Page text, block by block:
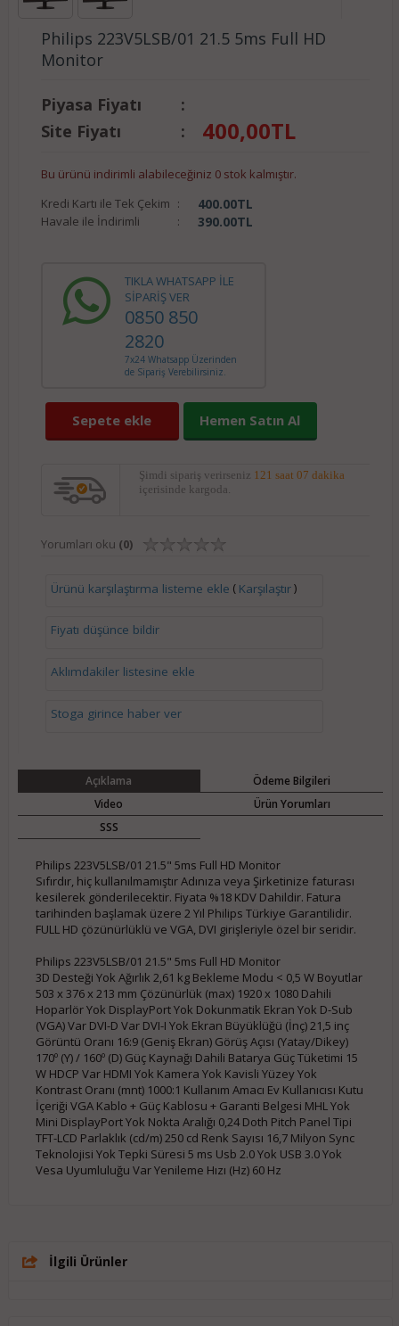
Philips 223V5LSB/01 21.5 5ms Full HD
Monitor
Piyasa Fiyatı
:
Site Fiyatı
: 400,00TL
Bu ürünü indirimli alabileceğiniz 0 stok kalmıştır.
Kredi Kartı ile Tek Çekim : 400.00TL
Havale ile İndirimli : 390.00TL
TIKLA WHATSAPP İLE
SİPARİŞ VER
0850 850
2820
7x24 Whatsapp Üzerinden
de Sipariş Verebilirsiniz.
Sepete ekle Hemen Satın Al
Şimdi sipariş verirseniz 121 saat 07 dakika
içerisinde kargoda.
Yorumları oku (0)
Ürünü karşılaştırma listeme ekle ( Karşılaştır)
Fiyatı düşünce bildir
Aklımdakiler listesine ekle
Stoga girince haber ver
Açıklama
Ödeme Bilgileri
Video
Ürün Yorumları
SSS
Philips 223V5LSB/01 21.5" 5ms Full HD Monitor
Sıfırdır, hiç kullanılmamıştır Adınıza veya Şirketinize faturası
kesilerek gönderilecektir. Fiyata %18 KDV Dahildir. Fatura
tarihinden başlamak üzere 2 Yıl Philips Türkiye Garantilidir.
FULL HD çözünürlüklü ve VGA, DVI girişleriyle özel bir seridir.
Philips 223V5LSB/01 21.5" 5ms Full HD Monitor
3D Desteği Yok Ağırlık 2,61 kg Bekleme Modu < 0,5 W Boyutlar
503 x 376 x 213 mm Çözünürlük (max) 1920 x 1080 Dahili
Hoparlör Yok DisplayPort Yok Dokunmatik Ekran Yok D-Sub
(VGA) Var DVI-D Var DVI-I Yok Ekran Büyüklüğü (İnç) 21,5 inç
Görüntü Oranı 16:9 (Geniş Ekran) Görüş Açısı (Yatay/Dikey)
170º (Y) / 160º (D) Güç Kaynağı Dahili Batarya Güç Tüketimi 15
W HDCP Var HDMI Yok Kamera Yok Kavisli Yüzey Yok
Kontrast Oranı (mnt) 1000:1 Kullanım Amacı Ev Kullanıcısı Kutu
İçeriği VGA Kablo + Güç Kablosu + Garanti Belgesi MHL Yok
Mini DisplayPort Yok Nokta Aralığı 0,24 Doth Pitch Panel Tipi
TFT-LCD Parlaklık (cd/m) 250 cd Renk Sayısı 16,7 Milyon Sync
Teknolojisi Yok Tepki Süresi 5 ms Usb 2.0 Yok USB 3.0 Yok
Vesa Uyumluluğu Var Yenileme Hızı (Hz) 60 Hz
İlgili Ürünler